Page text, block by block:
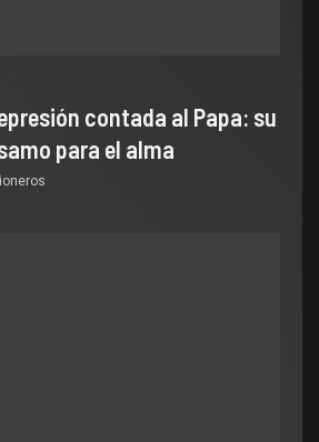
contada al Papa: su
para el alma